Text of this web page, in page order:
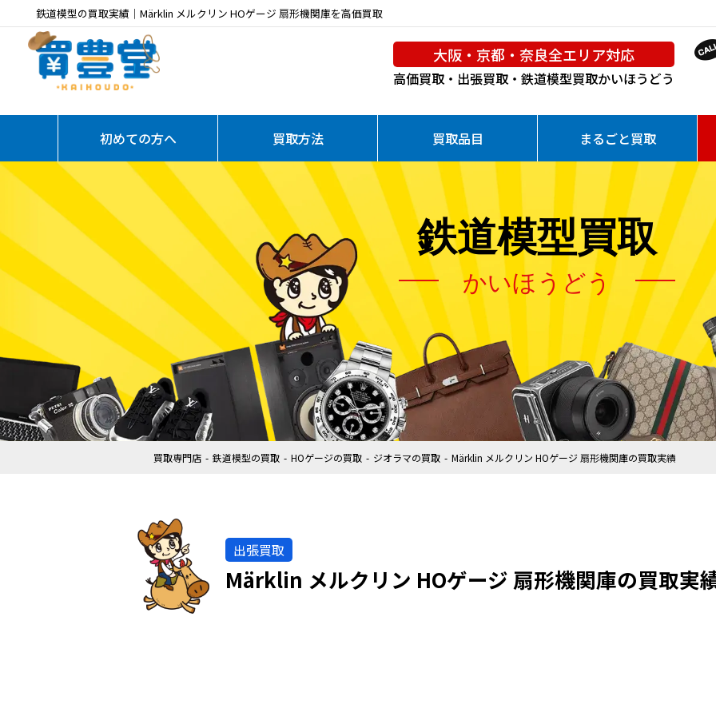
鉄道模型の買取実績｜Märklin メルクリン HOゲージ 扇形機関庫を高価買取
大阪・京都・奈良全エリア対応
高価買取・出張買取・鉄道模型買取かいほうどう
初めての方へ 買取方法 買取品目 まるごと買取
鉄道模型買取
かいほうどう
買取専門店 鉄道模型の買取 HOゲージの買取 ジオラマの買取 Märklin メルクリン HOゲージ 扇形機関庫の買取実績
出張買取
Märklin メルクリン HOゲージ 扇形機関庫の買取実